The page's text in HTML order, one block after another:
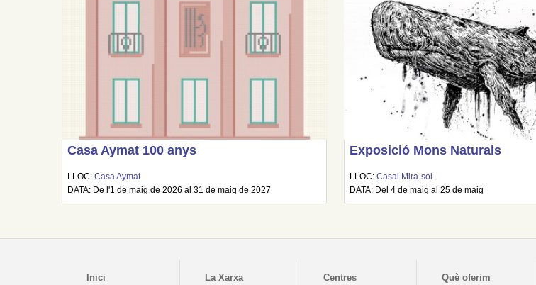
Casa Aymat 100 anys
LLOC:Casa Aymat
DATA: De l'1 de maig de 2026 al 31 de maig de 2027
Exposició Mons Naturals
LLOC:Casal Mira-sol
DATA: Del 4 de maig al 25 de maig
Inici La Xarxa Centres Què oferim